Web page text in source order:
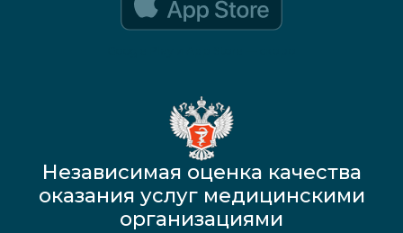
Независимая оценка качества
оказания услуг медицинскими
организациями